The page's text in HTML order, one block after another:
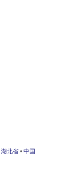
湖北省 • 中国